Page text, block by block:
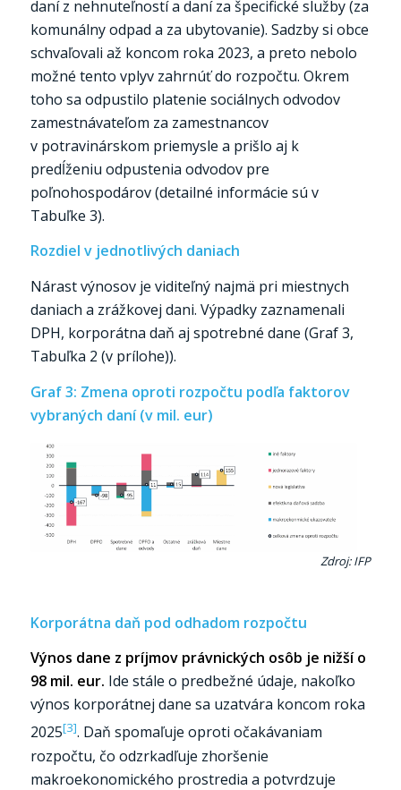
daní z nehnuteľností a daní za špecifické služby (za
komunálny odpad a za ubytovanie). Sadzby si obce
schvaľovali až koncom roka 2023, a preto nebolo
možné tento vplyv zahrnúť do rozpočtu. Okrem
toho sa odpustilo platenie sociálnych odvodov
zamestnávateľom za zamestnancov
v potravinárskom priemysle a prišlo aj k
predĺženiu odpustenia odvodov pre
poľnohospodárov (detailné informácie sú v
Tabuľke 3).
Rozdiel v jednotlivých daniach
Nárast výnosov je viditeľný najmä pri miestnych
daniach a zrážkovej dani. Výpadky zaznamenali
DPH, korporátna daň aj spotrebné dane (Graf 3,
Tabuľka 2 (v prílohe)).
Graf 3: Zmena oproti rozpočtu podľa faktorov
vybraných daní (v mil. eur)
Zdroj: IFP
Korporátna daň pod odhadom rozpočtu
Výnos dane z príjmov právnických osôb je nižší o
98 mil. eur. Ide stále o predbežné údaje, nakoľko
výnos korporátnej dane sa uzatvára koncom roka
2025[3]. Daň spomaľuje oproti očakávaniam
rozpočtu, čo odzrkadľuje zhoršenie
makroekonomického prostredia a potvrdzuje